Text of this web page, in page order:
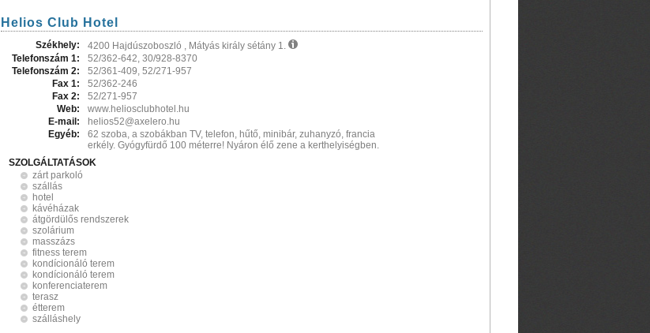
Helios Club Hotel
Székhely:
4200 Hajdúszoboszló , Mátyás király sétány 1.
Telefonszám 1:
52/362-642, 30/928-8370
Telefonszám 2:
52/361-409, 52/271-957
Fax 1:
52/362-246
Fax 2:
52/271-957
Web:
www.heliosclubhotel.hu
E-mail:
helios52@axelero.hu
Egyéb:
62 szoba, a szobákban TV, telefon, hűtő, minibár, zuhanyzó, francia
erkély. Gyógyfürdő 100 méterre! Nyáron élő zene a kerthelyiségben.
SZOLGÁLTATÁSOK
zárt parkoló
szállás
hotel
kávéházak
átgördülős rendszerek
szolárium
masszázs
fitness terem
kondícionáló terem
kondícionáló terem
konferenciaterem
terasz
étterem
szálláshely